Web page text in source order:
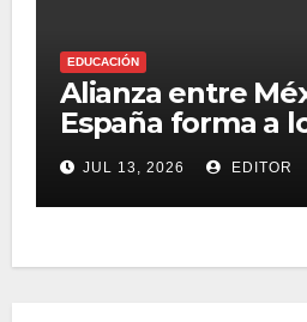
EDUCACIÓN
Alianza entre
España forma a
creativos
JUL 13, 2026 EDITOR